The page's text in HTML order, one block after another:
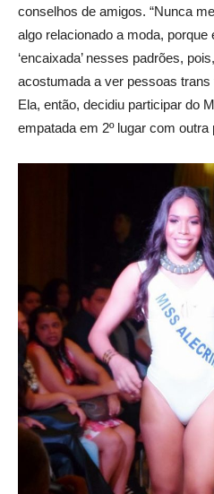
conselhos de amigos. “Nunca
algo relacionado a moda, porque
‘encaixada’ nesses padrões,
acostumada a ver pessoas trans
Ela, então, decidiu participar do
empatada em 2º lugar com outra